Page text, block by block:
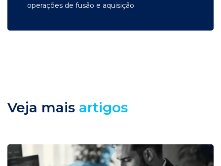
operações de fusão e aquisição
Veja mais artigos